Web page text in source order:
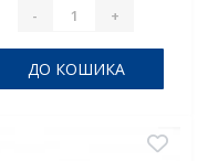
- +
ДО КОШИКА